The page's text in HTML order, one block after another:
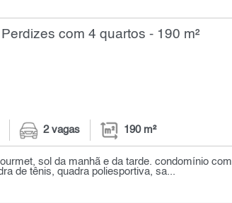
com 4 quartos - 190 m²
2 vagas 190 m²
sol da manhã e da tarde. condomínio com
de tênis, quadra poliesportiva, sa...